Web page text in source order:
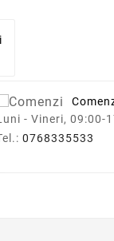
- Vineri, 09:00-
0768335533